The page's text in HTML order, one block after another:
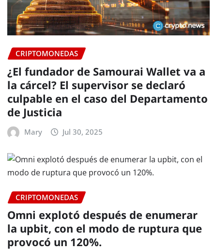
CRIPTOMONEDAS
¿El fundador de Samourai Wallet va a
la cárcel? El supervisor se declaró
culpable en el caso del Departamento
de Justicia
Mary Jul 30, 2025
CRIPTOMONEDAS
Omni explotó después de enumerar
la upbit, con el modo de ruptura que
provocó un 120%.